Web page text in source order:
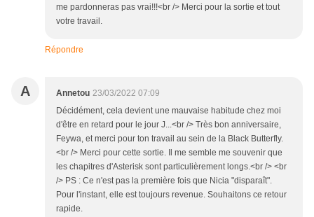
me pardonneras pas vrai!!!<br /> Merci pour la sortie et tout
votre travail.
Répondre
A Annetou 23/03/2022 07:09
Décidément, cela devient une mauvaise habitude chez moi
d'être en retard pour le jour J...<br /> Très bon anniversaire,
Feywa, et merci pour ton travail au sein de la Black Butterfly.
<br /> Merci pour cette sortie. Il me semble me souvenir que
les chapitres d'Asterisk sont particulièrement longs.<br /> <br
/> PS : Ce n'est pas la première fois que Nicia "disparaît".
Pour l'instant, elle est toujours revenue. Souhaitons ce retour
rapide.